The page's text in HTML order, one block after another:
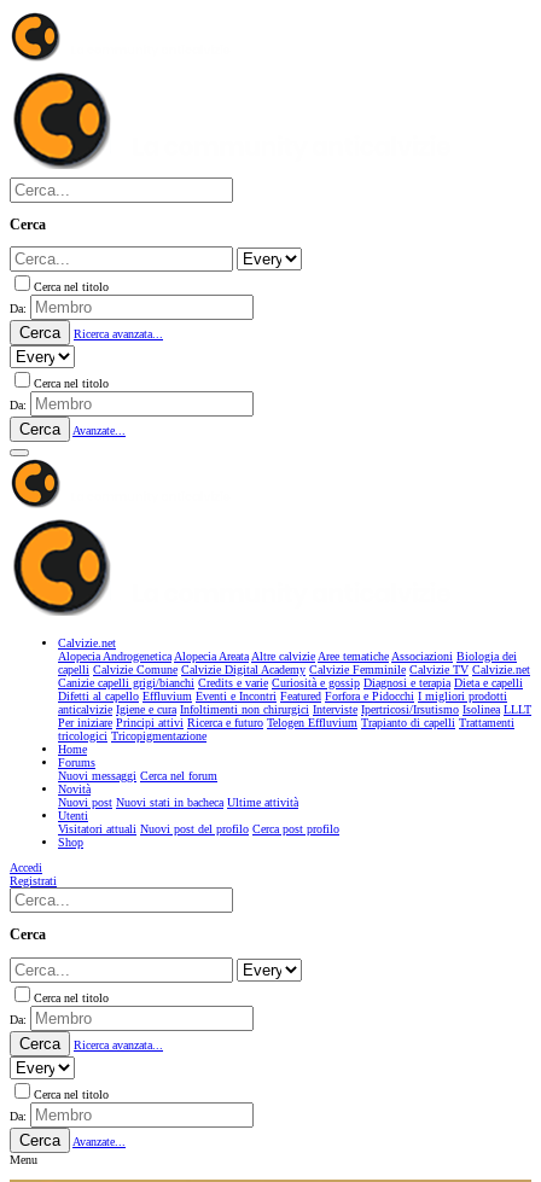
Cerca
Cerca nel titolo
Da:
Cerca Ricerca avanzata...
Cerca nel titolo
Da:
Cerca Avanzate...
Calvizie.net
Alopecia AndrogeneticaAlopecia AreataAltre calvizieAree tematicheAssociazioni Biologia dei
capelli Calvizie Comune Calvizie Digital Academy Calvizie Femminile Calvizie TV Calvizie.net
Canizie capelli grigi/bianchi Credits e varie Curiosità e gossip Diagnosi e terapia Dieta e capelli
Difetti al capello Effluvium Eventi e Incontri Featured Forfora e Pidocchi I migliori prodotti
anticalvizie Igiene e cura Infoltimenti non chirurgici Interviste Ipertricosi/Irsutismo Isolinea LLLT
Per iniziare Principi attivi Ricerca e futuro Telogen Effluvium Trapianto di capelli Trattamenti
tricologici Tricopigmentazione
Home
Forums
Nuovi messaggi Cerca nel forum
Novità
Nuovi post Nuovi stati in bacheca Ultime attività
Utenti
Visitatori attuali Nuovi post del profilo Cerca post profilo
Shop
Accedi
Registrati
Cerca
Cerca nel titolo
Da:
Cerca Ricerca avanzata...
Cerca nel titolo
Da:
Cerca
Avanzate...
Menu